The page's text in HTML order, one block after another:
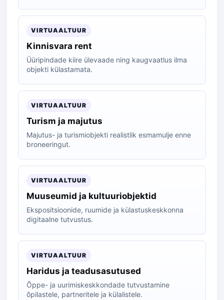
VIRTUAALTUUR
Kinnisvara rent
Üüripindade kiire ülevaade ning kaugvaatlus ilma
objekti külastamata.
VIRTUAALTUUR
Turism ja majutus
Majutus- ja turismiobjekti realistlik esmamulje enne
broneeringut.
VIRTUAALTUUR
Muuseumid ja kultuuriobjektid
Ekspositsioonide, ruumide ja külastuskeskkonna
digitaalne tutvustus.
VIRTUAALTUUR
Haridus ja teadusasutused
Õppe- ja uurimiskeskkondade tutvustamine
õpilastele, partneritele ja külalistele.